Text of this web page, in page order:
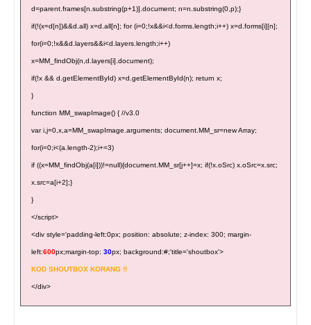
d=parent.frames[n.substring(p+1)].document; n=n.substring(0,p);}
if(!(x=d[n])&&d.all) x=d.all[n]; for (i=0;!x&&i<d.forms.length;i++) x=d.forms[i][n];
for(i=0;!x&&d.layers&&i<d.layers.length;i++)
x=MM_findObj(n,d.layers[i].document);
if(!x && d.getElementById) x=d.getElementById(n); return x;
}
function MM_swapImage() { //v3.0
var i,j=0,x,a=MM_swapImage.arguments; document.MM_sr=new Array;
for(i=0;i<(a.length-2);i+=3)
if ((x=MM_findObj(a[i]))!=null){document.MM_sr[j++]=x; if(!x.oSrc) x.oSrc=x.src;
x.src=a[i+2];}
}
</script>
<div style='padding-left:0px; position: absolute; z-index: 300; margin-
left:600px;margin-top: 30px; background:#;'title='shoutbox'>
KOD SHOUTBOX KORANG !!
</div>